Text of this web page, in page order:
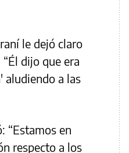
le dejó claro
dijo que era
aludiendo a las
“Estamos en
respecto a los